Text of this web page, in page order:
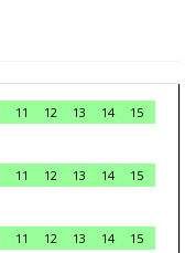
11 12 13 14
15
11 12 13 14
15
11 12 13 14
15